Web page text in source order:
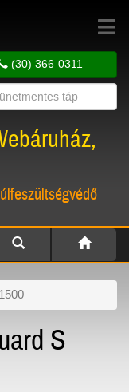
Toggle
(30) 366-0311
S